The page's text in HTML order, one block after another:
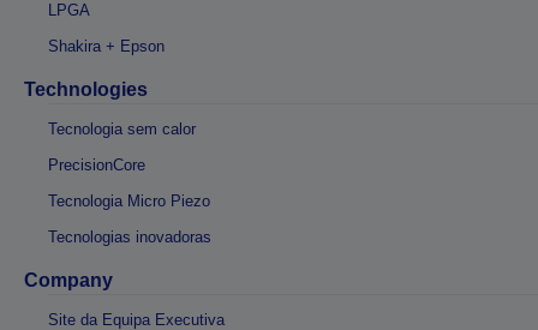
LPGA
Shakira + Epson
Technologies
Tecnologia sem calor
PrecisionCore
Tecnologia Micro Piezo
Tecnologias inovadoras
Company
Site da Equipa Executiva